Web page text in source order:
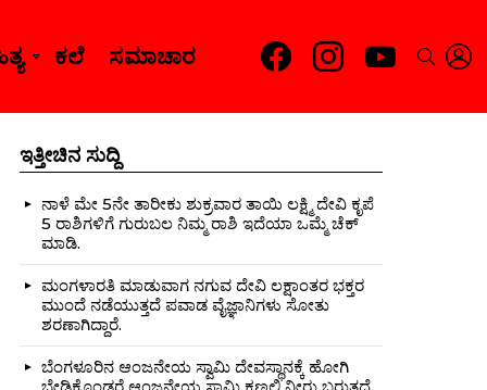
ಕಲೆ ಸಮಾಚಾರ
ಇತ್ತೀಚಿನ ಸುದ್ದಿ
ನಾಳೆ ಮೇ 5ನೇ ತಾರೀಕು ಶುಕ್ರವಾರ ತಾಯಿ ಲಕ್ಷ್ಮಿ ದೇವಿ ಕೃಪೆ
5 ರಾಶಿಗಳಿಗೆ ಗುರುಬಲ ನಿಮ್ಮ ರಾಶಿ ಇದೆಯಾ ಒಮ್ಮೆ ಚೆಕ್
ಮಾಡಿ.
ಮಂಗಳಾರತಿ ಮಾಡುವಾಗ ನಗುವ ದೇವಿ ಲಕ್ಷಾಂತರ ಭಕ್ತರ
ಮುಂದೆ ನಡೆಯುತ್ತದೆ ಪವಾಡ ವೈಜ್ಞಾನಿಗಳು ಸೋತು
ಶರಣಾಗಿದ್ದಾರೆ.
ಬೆಂಗಳೂರಿನ ಆಂಜನೇಯ ಸ್ವಾಮಿ ದೇವಸ್ಥಾನಕ್ಕೆ ಹೋಗಿ